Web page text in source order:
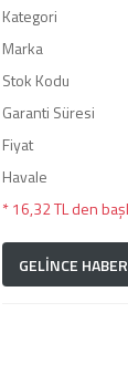
Kategori
Marka
Stok Kodu
Garanti Süresi
Fiyat
Havale
* 16,32 TL den
GELİNCE